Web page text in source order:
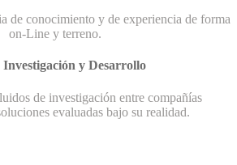
de conocimiento y de experiencia de forma
on-Line y terreno.
y Desarrollo
de investigación entre compañías
evaluadas bajo su realidad.